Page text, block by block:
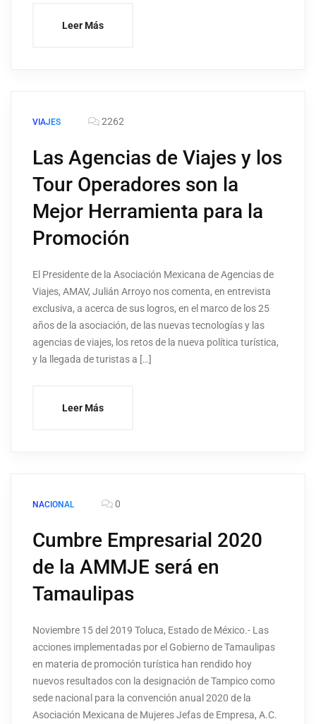
Leer Más
VIAJES 2262
Las Agencias de Viajes y los
Tour Operadores son la
Mejor Herramienta para la
Promoción
El Presidente de la Asociación Mexicana de Agencias de
Viajes, AMAV, Julián Arroyo nos comenta, en entrevista
exclusiva, a acerca de sus logros, en el marco de los 25
años de la asociación, de las nuevas tecnologías y las
agencias de viajes, los retos de la nueva política turística,
y la llegada de turistas a […]
Leer Más
NACIONAL 0
Cumbre Empresarial 2020
de la AMMJE será en
Tamaulipas
Noviembre 15 del 2019 Toluca, Estado de México.- Las
acciones implementadas por el Gobierno de Tamaulipas
en materia de promoción turística han rendido hoy
nuevos resultados con la designación de Tampico como
sede nacional para la convención anual 2020 de la
Asociación Mexicana de Mujeres Jefas de Empresa, A.C.